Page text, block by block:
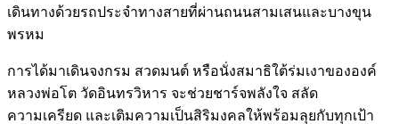
เดินทางด้วยรถประจำทางสายที่ผ่านถนนสามเสนและบางขุน
พรหม
การได้มาเดินจงกรม สวดมนต์ หรือนั่งสมาธิใต้ร่มเงาขององค์
หลวงพ่อโต วัดอินทรวิหาร จะช่วยชาร์จพลังใจ สลัด
ความเครียด และเติมความเป็นสิริมงคลให้พร้อมลุยกับทุกเป้า